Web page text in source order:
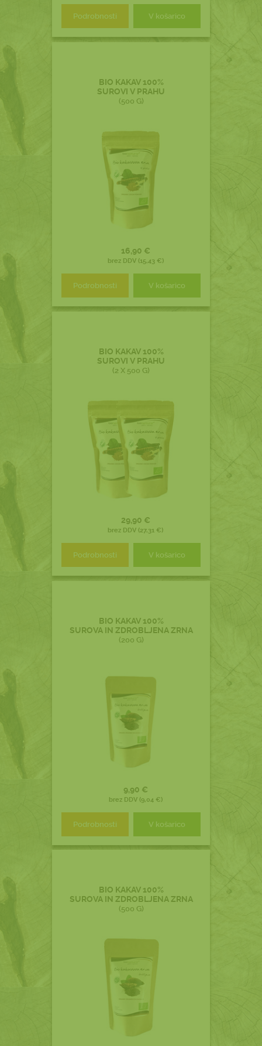
Podrobnosti V košarico
BIO KAKAV 100%
SUROVI V PRAHU
(500 G)
16,90 €
brez DDV (15,43 €)
Podrobnosti V košarico
BIO KAKAV 100%
SUROVI V PRAHU
(2 X 500 G)
29,90 €
brez DDV (27,31 €)
Podrobnosti V košarico
BIO KAKAV 100%
SUROVA IN ZDROBLJENA ZRNA
(200 G)
9,90 €
brez DDV (9,04 €)
Podrobnosti V košarico
BIO KAKAV 100%
SUROVA IN ZDROBLJENA ZRNA
(500 G)